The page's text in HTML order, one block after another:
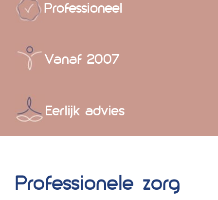
Professioneel
Vanaf 2007
Eerlijk advies
Professionele zorg